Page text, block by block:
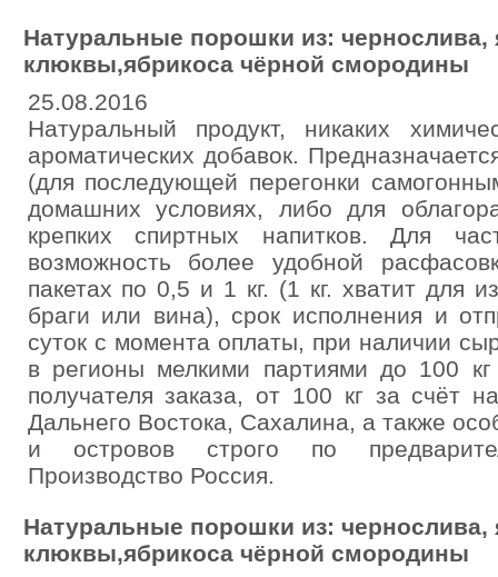
Натуральные порошки из: чернослива,
клюквы,ябрикоса чёрной смородины
25.08.2016
Натуральный продукт, никаких
ароматических добавок.
(для последующей перегонки
домашних условиях, либо для
крепких спиртных напитков. Для
возможность более удобной
пакетах по 0,5 и 1 кг. (1 кг. хватит для
браги или вина), срок исполнения и
суток с момента оплаты, при наличии
в регионы мелкими партиями до 100 кг
получателя заказа, от 100 кг за счёт
Дальнего Востока, Сахалина, а также
и островов строго по
Производство Россия.
Натуральные порошки из: чернослива,
клюквы,ябрикоса чёрной смородины